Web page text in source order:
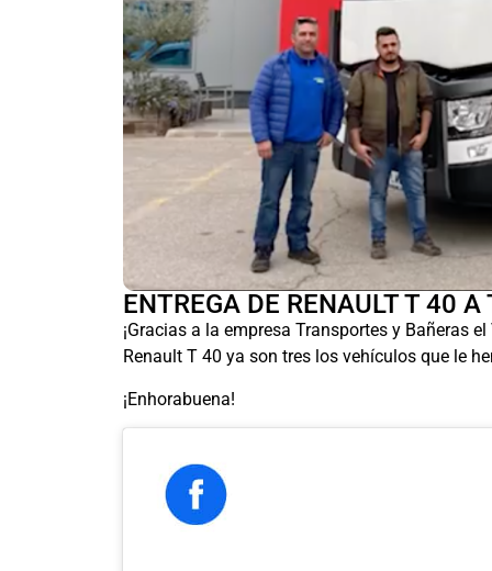
ENTREGA DE RENAULT T 40
¡Gracias a la empresa Transportes y Bañeras
Renault T 40 ya son tres los vehículos que le
¡Enhorabuena!